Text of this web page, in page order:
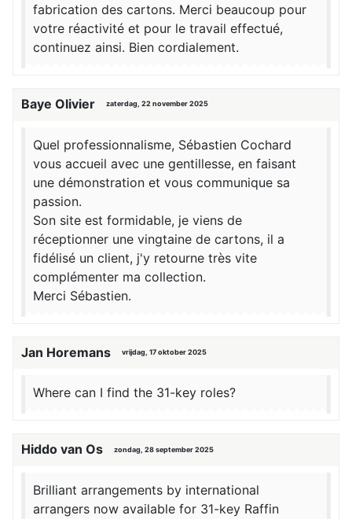
fabrication des cartons. Merci beaucoup pour
votre réactivité et pour le travail effectué,
continuez ainsi. Bien cordialement.
Baye Olivier zaterdag, 22 november 2025
Quel professionnalisme, Sébastien Cochard
vous accueil avec une gentillesse, en faisant
une démonstration et vous communique sa
passion.
Son site est formidable, je viens de
réceptionner une vingtaine de cartons, il a
fidélisé un client, j'y retourne très vite
complémenter ma collection.
Merci Sébastien.
Jan Horemans vrijdag, 17 oktober 2025
Where can I find the 31-key roles?
Hiddo van Os zondag, 28 september 2025
Brilliant arrangements by international
arrangers now available for 31-key Raffin